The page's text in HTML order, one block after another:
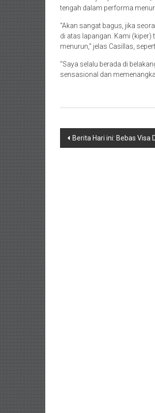
tengah dalam performa
“Akan sangat bagus, jika
di atas lapangan. Kami
menurun,” jelas Casillas,
“Saya selalu berada di
sensasional dan
Navigasi
Berita Hari ini: Bebas Visa